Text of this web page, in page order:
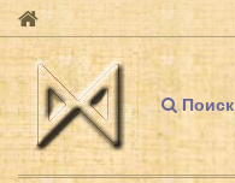
Поиск